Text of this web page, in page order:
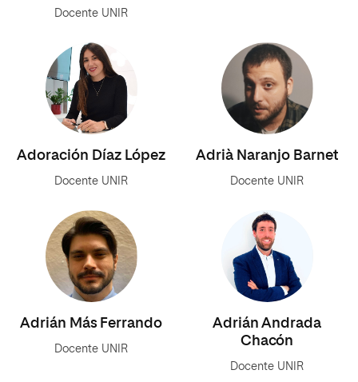
Docente UNIR
Adoración Díaz López
Docente UNIR
Adrià Naranjo Barnet
Docente UNIR
Adrián Más Ferrando
Docente UNIR
Adrián Andrada
Chacón
Docente UNIR